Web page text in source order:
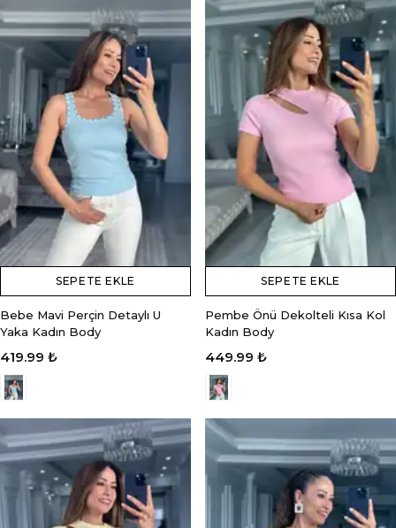
SEPETE EKLE
Bebe Mavi Perçin Detaylı U
Yaka Kadın Body
419.99 ₺
SEPETE EKLE
Pembe Önü Dekolteli Kısa Kol
Kadın Body
449.99 ₺